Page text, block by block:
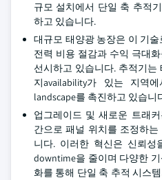
규모 설치에서 단일 축 추적
하고 있습니다.
대규모 태양광 농장은 이 기
전력 비용 절감과 수익 극대
선시하고 있습니다. 추적기
지availability가 있는 지역
landscape를 촉진하고 있습니
업그레이드 및 새로운 트래
간으로 패널 위치를 조정하
니다. 이러한 혁신은 신뢰성
downtime을 줄이며 다양한
화를 통해 단일 축 추적 시스